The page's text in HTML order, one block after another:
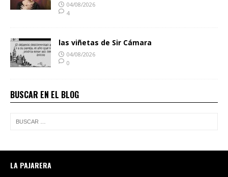
04/08/2026
4
las viñetas de Sir Cámara
04/08/2026
0
BUSCAR EN EL BLOG
LA PAJARERA